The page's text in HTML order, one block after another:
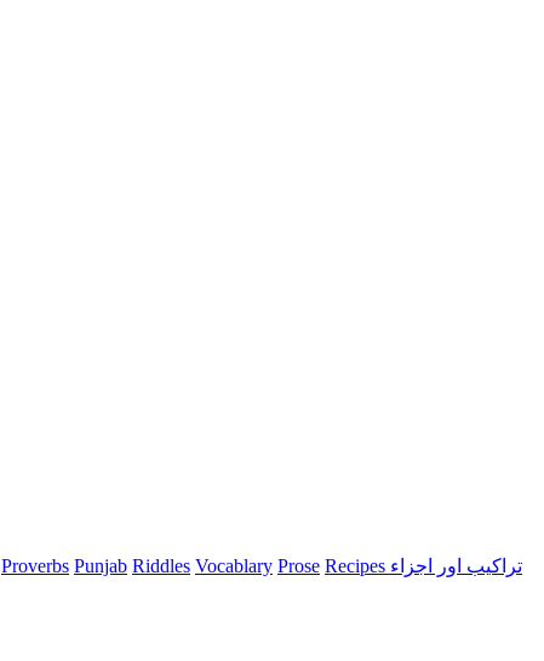
Proverbs Punjab Riddles Vocablary Prose
Recipes تراکیب اور اجزاء